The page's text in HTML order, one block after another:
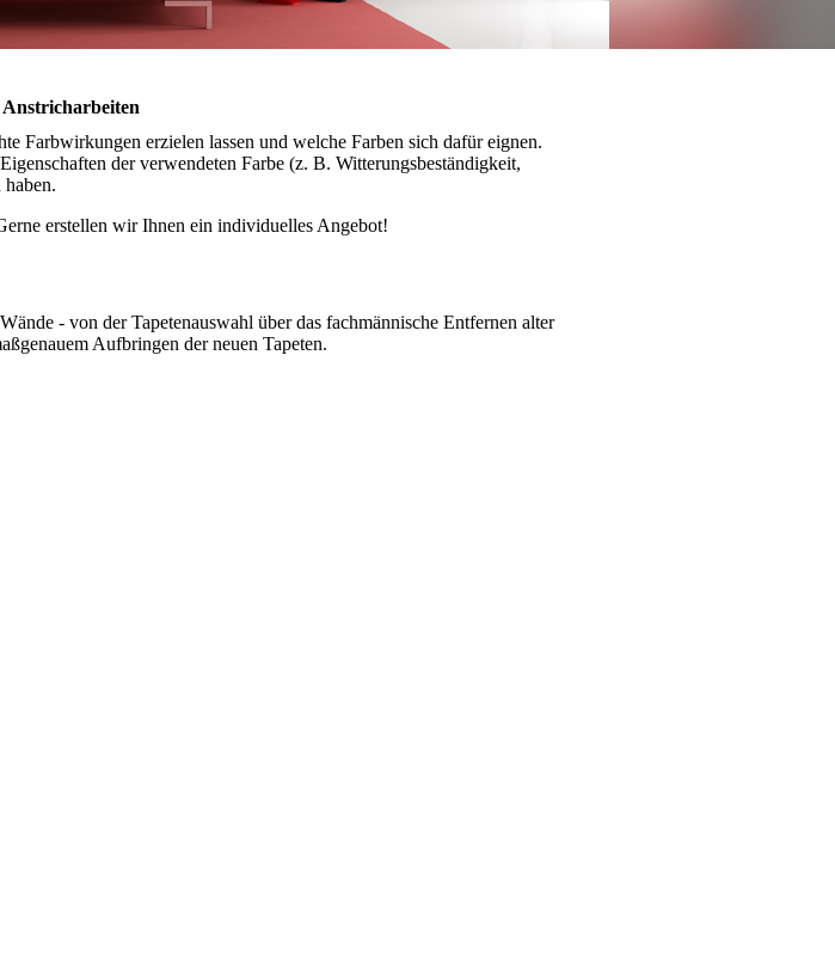
Farbwirkungen erzielen lassen und welche Farben sich dafür eignen.
der verwendeten Farbe (z. B. Witterungsbeständigkeit,
erstellen wir Ihnen ein individuelles Angebot!
- von der Tapetenauswahl über das fachmännische Entfernen alter
Aufbringen der neuen Tapeten.